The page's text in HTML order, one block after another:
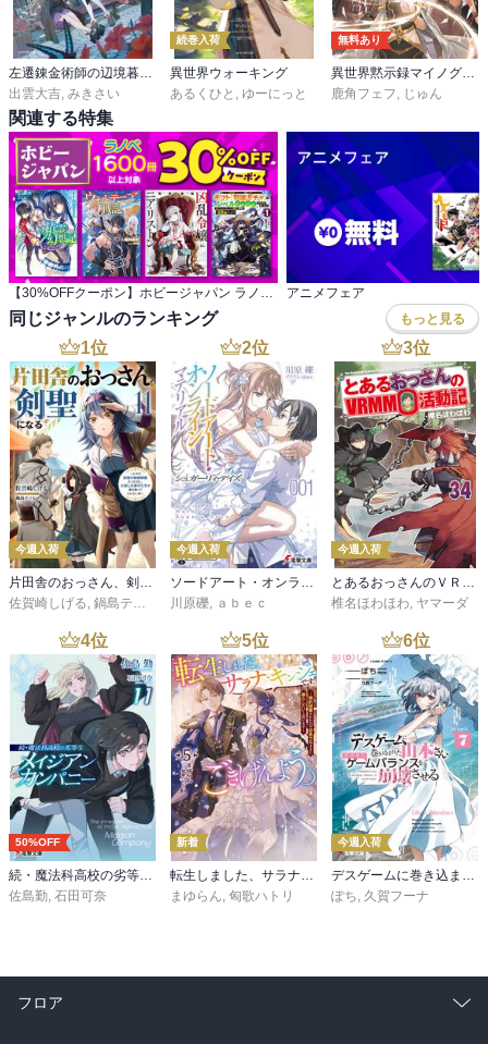
出雲大吉 みきさい
続巻入荷
異世界ウォーキング
あるくひと
ゆーにっと
無料あり
鹿角フェフ
じゅん
関連する特集
アニメフェア
同じジャンルのランキング もっと見る
1位
今週入荷
片田舎のおっさん、剣聖になる 11 ～ただの田舎の剣術師範だったのに、大成した弟子たちが俺を放ってくれない件～
佐賀崎しげる, 鍋島テツヒロ
2位
今週入荷
ソードアート・オンライン マテリアル１ シュガーリィ・デイズ
川原礫, ａｂｅｃ
3位
今週入荷
とあるおっさんのＶＲＭＭＯ活動記34
椎名ほわほわ, ヤマーダ
4位
50%OFF
続・魔法科高校の劣等生 メイジアン・カンパニー(11)
佐島勤, 石田可奈
5位
新着
転生しました、サラナ・キンジェです。ごきげんよう。５ ～婚約破棄されたので田舎で気ままに暮らしたいと思います～【電子書店共通特典SS付】
まゆらん, 匈歌ハトリ
6位
今週入荷
デスゲームに巻き込まれた山本さん、気ままにゲームバランスを崩壊させる７【電子特別版】
ぽち, 久賀フーナ
フロア